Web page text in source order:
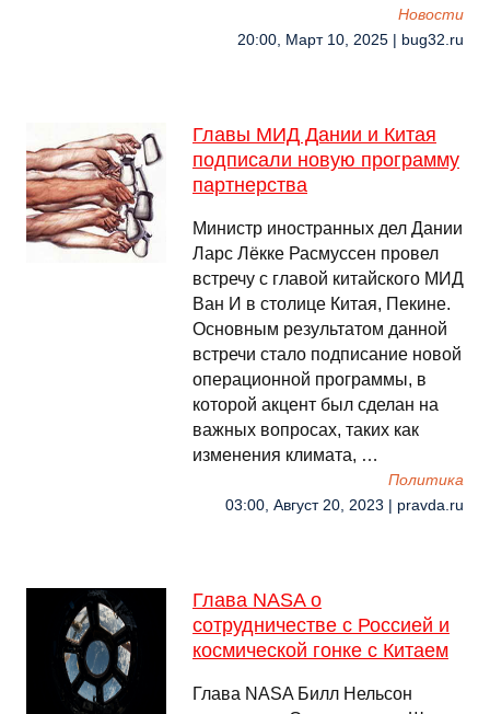
Новости
20:00, Март 10, 2025 | bug32.ru
Главы МИД Дании и Китая
подписали новую программу
партнерства
Министр иностранных дел Дании
Ларс Лёкке Расмуссен провел
встречу с главой китайского МИД
Ван И в столице Китая, Пекине.
Основным результатом данной
встречи стало подписание новой
операционной программы, в
которой акцент был сделан на
важных вопросах, таких как
изменения климата, …
Политика
03:00, Август 20, 2023 | pravda.ru
Глава NASA о
сотрудничестве с Россией и
космической гонке с Китаем
Глава NASA Билл Нельсон